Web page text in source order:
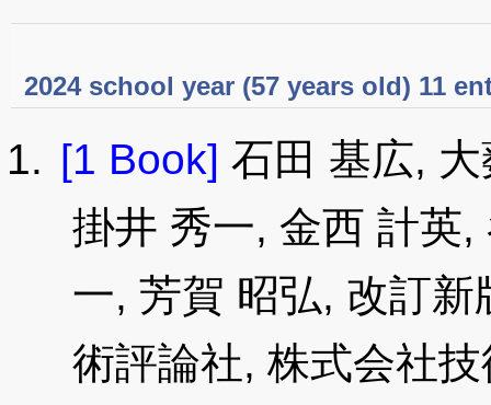
2024 school year (57 years old) 11
[1 Book] 石田 基広,
掛井 秀一, 金西 計英
一, 芳賀 昭弘, 改訂
術評論社, 株式会社